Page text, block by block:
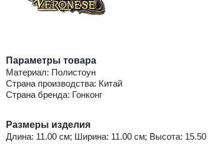
Параметры товара
Материал: Полистоун
Страна производства: Китай
Страна бренда: Гонконг
Размеры изделия
Длина: 11.00 см; Ширина: 11.00 см; Высота: 15.50